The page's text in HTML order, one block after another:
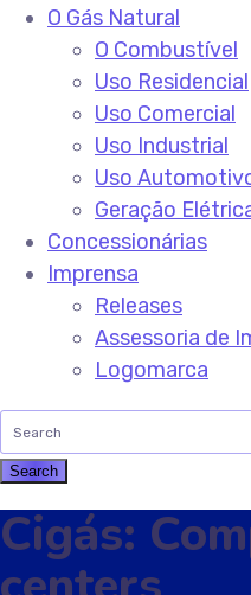
O Gás Natural
O Combustível
Uso Residencial
Uso Comercial
Uso Industrial
Uso
Geração
Concessionárias
Imprensa
Releases
Assessoria de
Logomarca
Cigás: